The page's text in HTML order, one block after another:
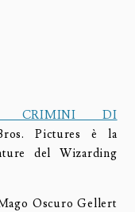
I CRIMINI DI
Pictures è la
del Wizarding
Oscuro Gellert